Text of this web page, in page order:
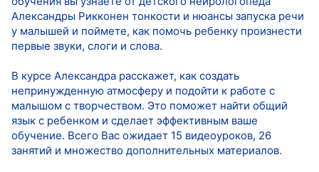
Александры Рикконен тонкости и нюансы запуска речи
у малышей и поймете, как помочь ребенку произнести
первые звуки, слоги и слова.
В курсе Александра расскажет, как создать
непринужденную атмосферу и подойти к работе с
малышом с творчеством. Это поможет найти общий
язык с ребенком и сделает эффективным ваше
обучение. Всего Вас ожидает 15 видеоуроков, 26
занятий и множество дополнительных материалов.